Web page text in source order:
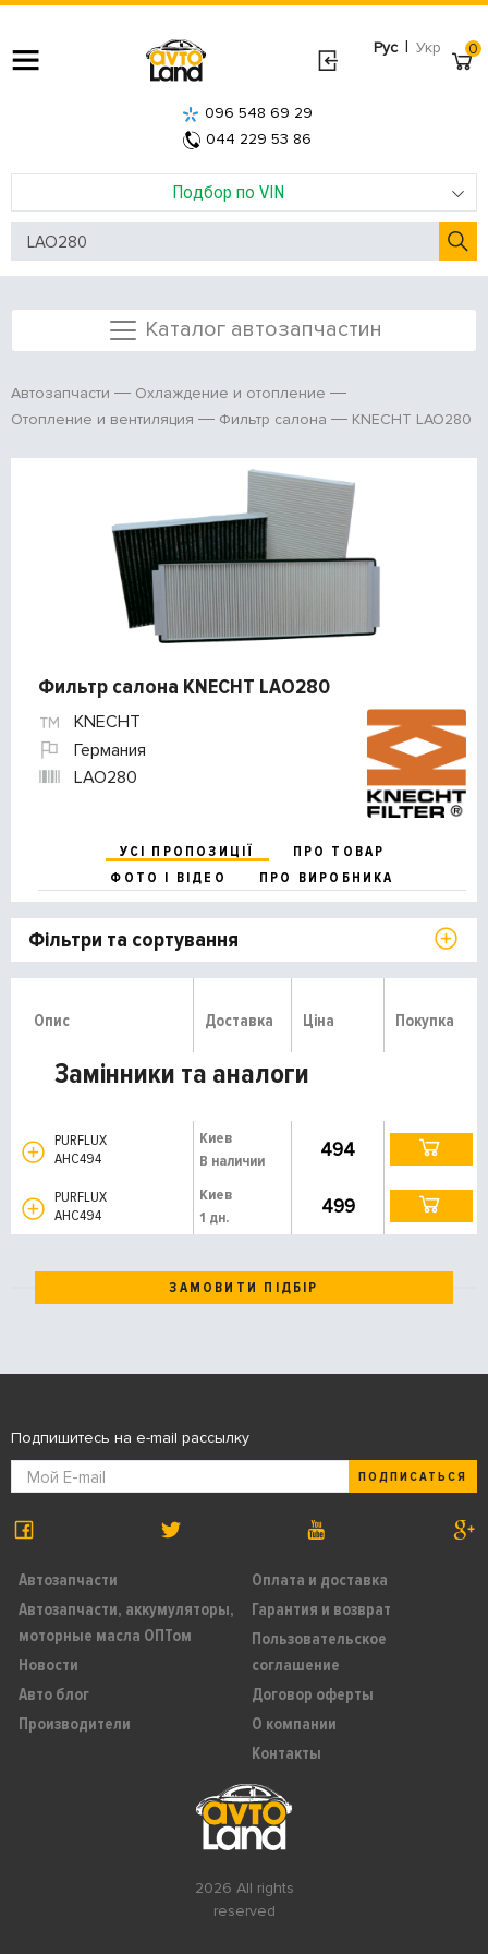
Рус | Укр
Подбор по VIN
096 548 69 29
044 229 53 86
0
Каталог автозапчастин
Автозапчасти
Охлаждение и отопление
Отопление и вентиляция
Фильтр салона KNECHT LAO280
Фильтр салона KNECHT LAO280
KNECHT
Германия
LAO280
УСІ ПРОПОЗИЦІЇ
ПРО ТОВАР
ФОТО І ВІДЕО
ПРО ВИРОБНИКА
Фільтри та сортування
Опис Доставка Ціна Покупка
Замінники та аналоги
PURFLUX
AHC494
Киев
В наличии
494
PURFLUX
AHC494
Киев
1 дн.
499
ЗАМОВИТИ ПІДБІР
2026 All rights
reserved
Автозапчасти
Автозапчасти, аккумуляторы,
моторные масла ОПТом
Новости
Авто блог
Производители
Оплата и доставка
Гарантия и возврат
Пользовательское
соглашение
Договор оферты
О компании
Контакты
Подпишитесь на e-mail рассылку
ПОДПИСАТЬСЯ